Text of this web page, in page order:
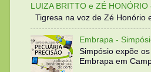
LUIZA BRITTO e ZÉ
Tigresa na voz de Zé Honório
Embrapa -
Simpósio expõe
Embrapa em